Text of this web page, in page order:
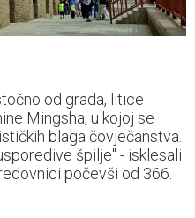
od grada, litice
Mingsha, u kojoj se
blaga čovječanstva.
špilje" - isklesali
počevši od 366.